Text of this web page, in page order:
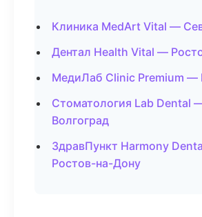
Клиника MedArt Vital —
Дентал Health Vital —
МедиЛаб Clinic Premium —
Стоматология Lab Dental
Волгоград
ЗдравПункт Harmony
Ростов-на-Дону